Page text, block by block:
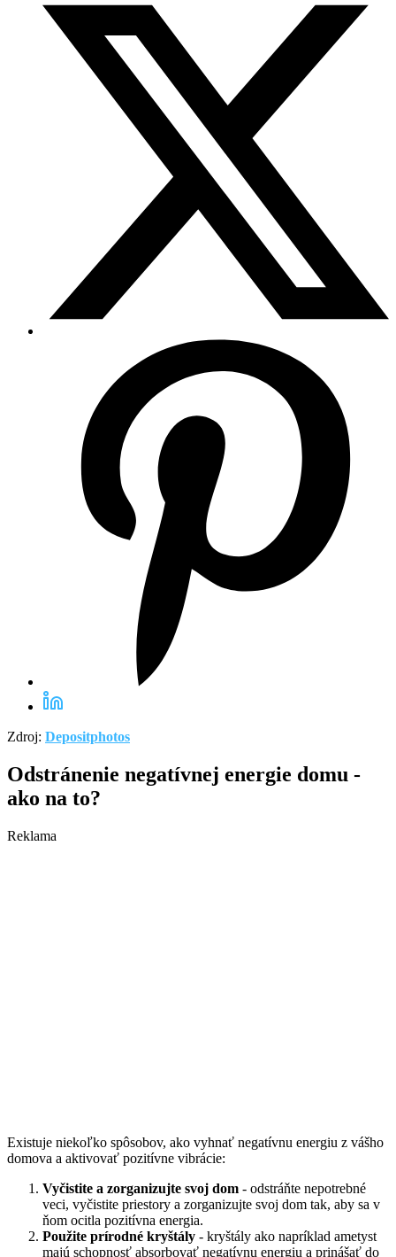
Zdroj: Depositphotos
Odstránenie negatívnej energie domu -
ako na to?
Reklama
Existuje niekoľko spôsobov, ako vyhnať negatívnu energiu z vášho
domova a aktivovať pozitívne vibrácie:
Vyčistite a zorganizujte svoj dom - odstráňte nepotrebné
veci, vyčistite priestory a zorganizujte svoj dom tak, aby sa v
ňom ocitla pozitívna energia.
Použite prírodné kryštály - kryštály ako napríklad ametyst
majú schopnosť absorbovať negatívnu energiu a prinášať do